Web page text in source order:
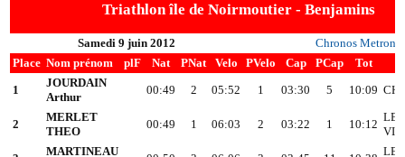
Triathlon île de Noirmoutier - Benjamins
Samedi 9 juin 2012
Chronos Metron
Place Nom prénom plF Nat PNat Velo PVelo Cap PCap Tot
1
JOURDAIN
Arthur
00:49 2 05:52 1 03:30 5 10:09
2
MERLET
THEO
00:49 1 06:03 2 03:22 1 10:12
LE
VIE
MARTINEAU LE